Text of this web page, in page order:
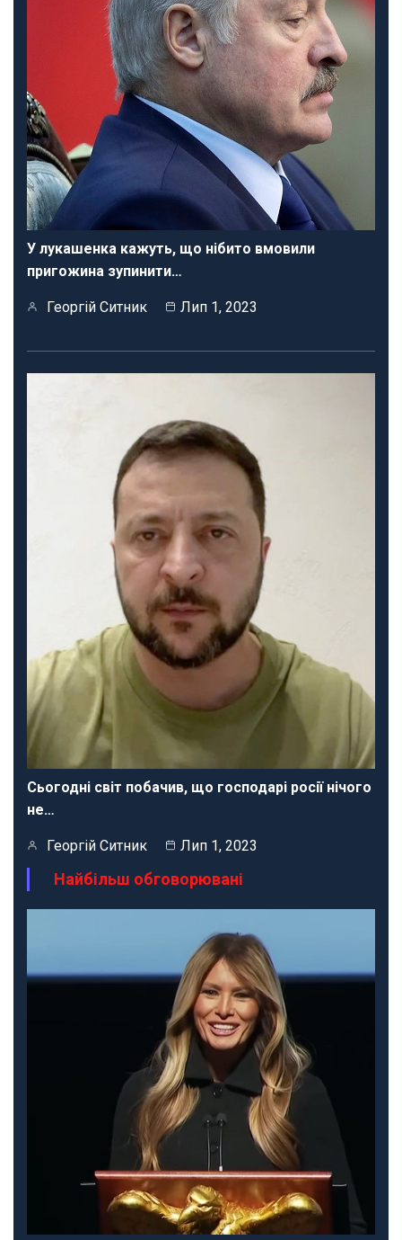
У лукашенка кажуть, що нібито вмовили
пригожина зупинити…
Георгій Ситник Лип 1, 2023
Сьогодні світ побачив, що господарі росії нічого
не…
Георгій Ситник Лип 1, 2023
Найбільш обговорювані